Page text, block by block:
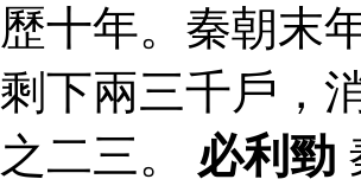
歷十年。秦朝末
剩下兩三千戶，
之二三。 必利勁